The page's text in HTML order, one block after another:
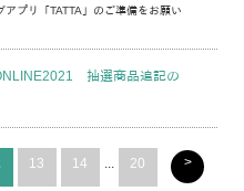
プリ「TATTA」のご準備をお願い
抽選商品追記の
13 14 ... 20 >